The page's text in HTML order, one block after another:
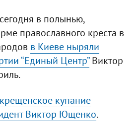
в полынью,
православного креста в
в Киеве ныряли
“Единый Центр”Виктор
крещенское купание
Виктор Ющенко.